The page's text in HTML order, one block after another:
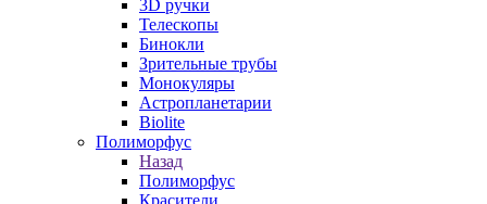
3D ручки
Телескопы
Бинокли
Зрительные трубы
Монокуляры
Астропланетарии
Biolite
Полиморфус
Назад
Полиморфус
Красители